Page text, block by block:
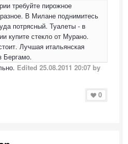
требуйте пирожное
В Милане поднимитесь
потрясный. Туалеты - в
купите стекло от Мурано.
Лучшая итальянская
Бергамо.
Edited 25.08.2011 20:07 by
0